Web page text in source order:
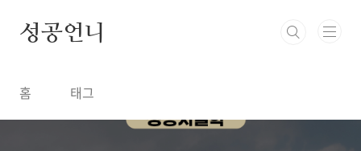
성공언니
홈 태그